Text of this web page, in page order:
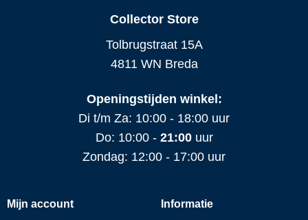
Collector Store
Tolbrugstraat 15A
4811 WN Breda
Openingstijden winkel:
Di t/m Za: 10:00 - 18:00 uur
Do: 10:00 - 21:00uur
Zondag: 12:00 - 17:00 uur
Mijn account
Informatie